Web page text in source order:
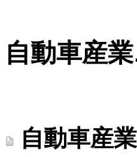
自動車産
自動車産